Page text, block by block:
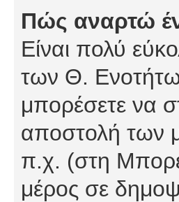
Πώς αναρτώ
Είναι πολύ
των Θ.
μπορέσετε να
αποστολή των
π.χ. (στη
μέρος σε